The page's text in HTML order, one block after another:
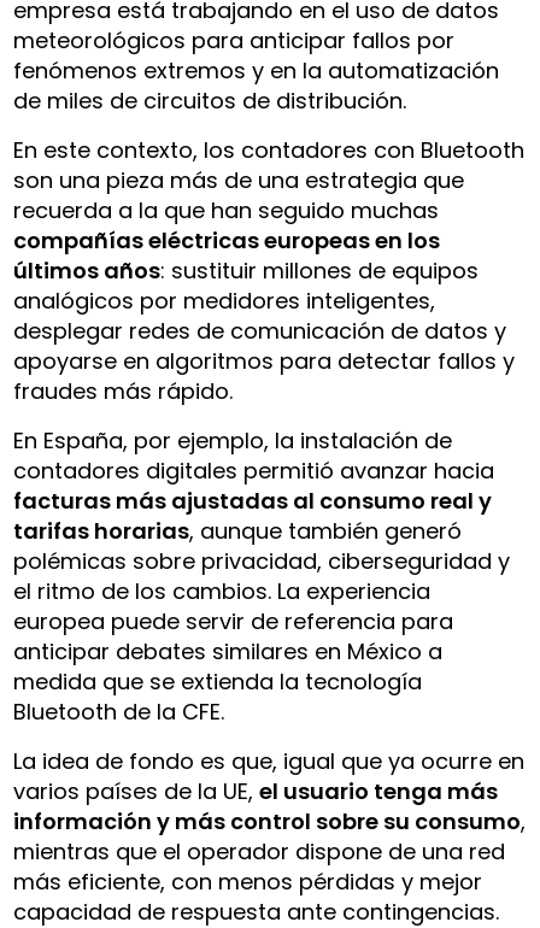
empresa está trabajando en el uso de datos
meteorológicos para anticipar fallos por
fenómenos extremos y en la automatización
de miles de circuitos de distribución.
En este contexto, los contadores con Bluetooth
son una pieza más de una estrategia que
recuerda a la que han seguido muchas
compañías eléctricas europeas en los
últimos años: sustituir millones de equipos
analógicos por medidores inteligentes,
desplegar redes de comunicación de datos y
apoyarse en algoritmos para detectar fallos y
fraudes más rápido.
En España, por ejemplo, la instalación de
contadores digitales permitió avanzar hacia
facturas más ajustadas al consumo real y
tarifas horarias, aunque también generó
polémicas sobre privacidad, ciberseguridad y
el ritmo de los cambios. La experiencia
europea puede servir de referencia para
anticipar debates similares en México a
medida que se extienda la tecnología
Bluetooth de la CFE.
La idea de fondo es que, igual que ya ocurre en
varios países de la UE,el usuario tenga más
información y más control sobre su consumo,
mientras que el operador dispone de una red
más eficiente, con menos pérdidas y mejor
capacidad de respuesta ante contingencias.